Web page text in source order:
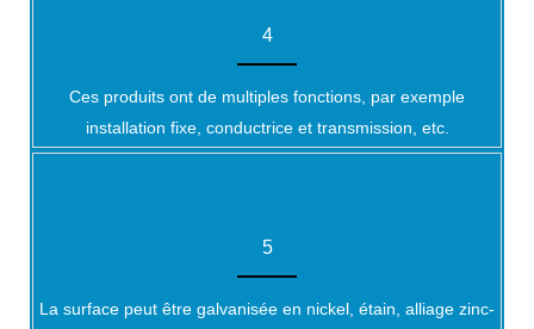
4
Ces produits ont de multiples fonctions, par exemple
installation fixe, conductrice et transmission, etc.
5
La surface peut être galvanisée en nickel, étain, alliage zinc-